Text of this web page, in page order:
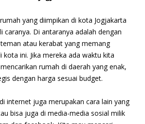
yang diimpikan di kota Jogjakarta
caranya. Di antaranya adalah dengan
atau kerabat yang memang
ini. Jika mereka ada waktu kita
rumah di daerah yang enak,
dengan harga sesuai budget.
internet juga merupakan cara lain yang
bisa juga di media-media sosial milik